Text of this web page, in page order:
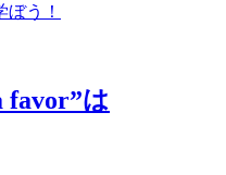
う！
favor”は